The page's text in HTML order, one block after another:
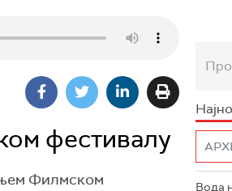
фестивалу
Филмском
Вода